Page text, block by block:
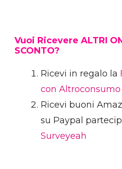
Vuoi Ricevere ALTRI
SCONTO?
Ricevi in regalo la
con Altroconsumo
Ricevi buoni
su Paypal
Surveyeah